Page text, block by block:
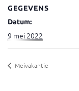
GEGEVENS
Datum:
9 mei 2022
Meivakantie